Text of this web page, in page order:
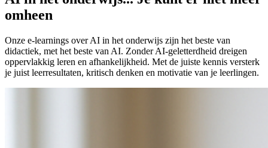
omheen
Onze e-learnings over AI in het onderwijs zijn het beste van
didactiek, met het beste van AI. Zonder AI-geletterdheid dreigen
oppervlakkig leren en afhankelijkheid. Met de juiste kennis versterk
je juist leerresultaten, kritisch denken en motivatie van je leerlingen.